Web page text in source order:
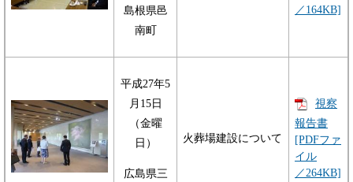
島根県邑
南町
／164KB]
平成27年5
月15日
（金曜
日）
広島県三
火葬場建設について
視察
報告書
[PDFファ
イル
／264KB]